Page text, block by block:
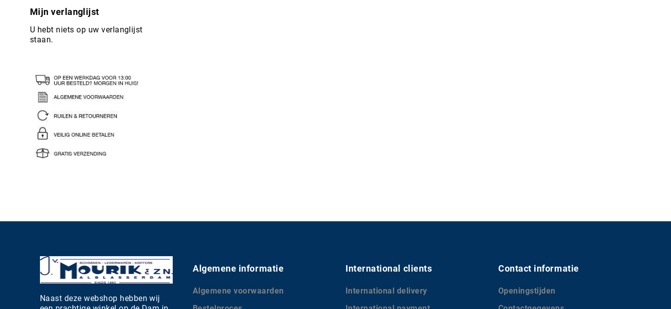
Mijn verlanglijst
U hebt niets op uw verlanglijst
staan.
Naast deze webshop hebben wij
Algemene informatie
Algemene voorwaarden
International clients
International delivery
Contact informatie
Openingstijden